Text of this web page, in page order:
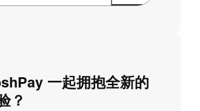
一起拥抱全新的
？